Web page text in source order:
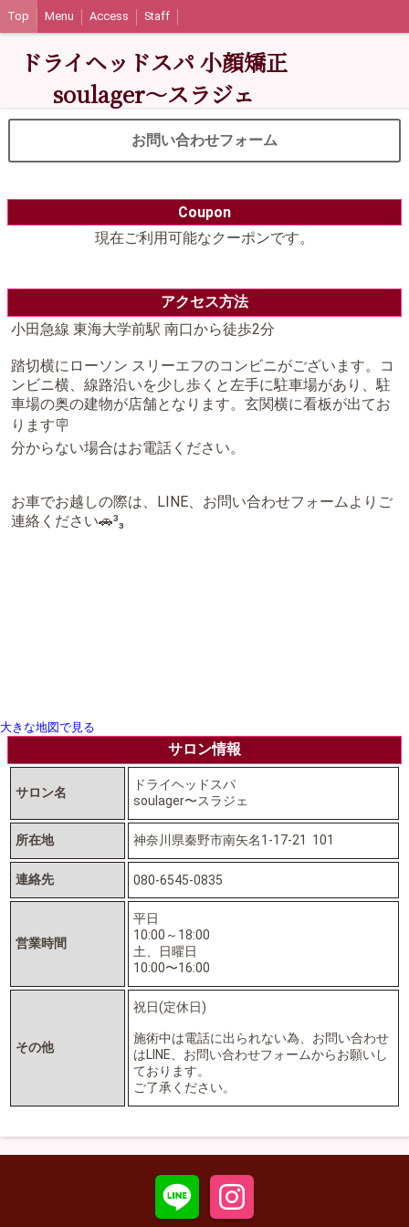
Top Menu Access Staff
ドライヘッドスパ 小顔矯正
soulager〜スラジェ
お問い合わせフォーム
Coupon
現在ご利用可能なクーポンです。
アクセス方法
小田急線 東海大学前駅 南口から徒歩2分
踏切横にローソン スリーエフのコンビニがございます。コ
ンビニ横、線路沿いを少し歩くと左手に駐車場があり、駐
車場の奥の建物が店舗となります。玄関横に看板が出てお
ります🪧
分からない場合はお電話ください。
お車でお越しの際は、LINE、お問い合わせフォームよりご
連絡ください🚗³₃
大きな地図で見る
サロン情報
サロン名
ドライヘッドスパ
soulager〜スラジェ
所在地 神奈川県秦野市南矢名1-17-21 101
連絡先 080-6545-0835
営業時間
平日
10:00～18:00
土、日曜日
10:00〜16:00
その他
祝日(定休日)
施術中は電話に出られない為、お問い合わせ
はLINE、お問い合わせフォームからお願いし
ております。
ご了承ください。